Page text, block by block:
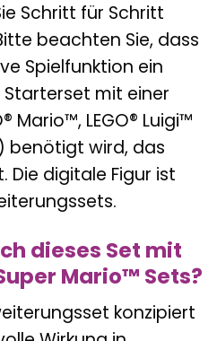
Schritt für Schritt
beachten Sie, dass
Spielfunktion ein
Starterset mit einer
Mario™, LEGO® Luigi™
benötigt wird, das
Die digitale Figur ist
dieses Set mit
Mario™ Sets?
konzipiert